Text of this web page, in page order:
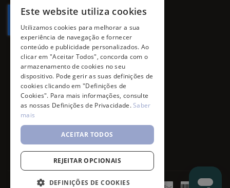
Este website utiliza cookies
Utilizamos cookies para melhorar a sua
experiência de navegação e fornecer
conteúdo e publicidade personalizados. Ao
clicar em "Aceitar Todos", concorda com o
armazenamento de cookies no seu
dispositivo. Pode gerir as suas definições de
cookies clicando em "Definições de
Cookies". Para mais informações, consulte
as nossas Definições de Privacidade.Saber
mais
ACEITAR TODOS
REJEITAR OPCIONAIS
DEFINIÇÕES DE COOKIES